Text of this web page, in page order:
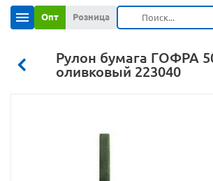
Опт Розница
Рулон бумага ГОФРА
оливковый 223040